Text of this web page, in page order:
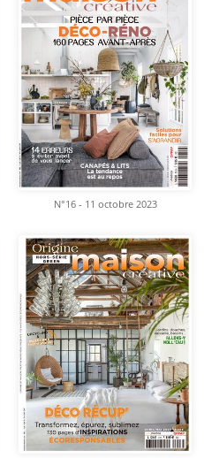
N°16 - 11 octobre 2023